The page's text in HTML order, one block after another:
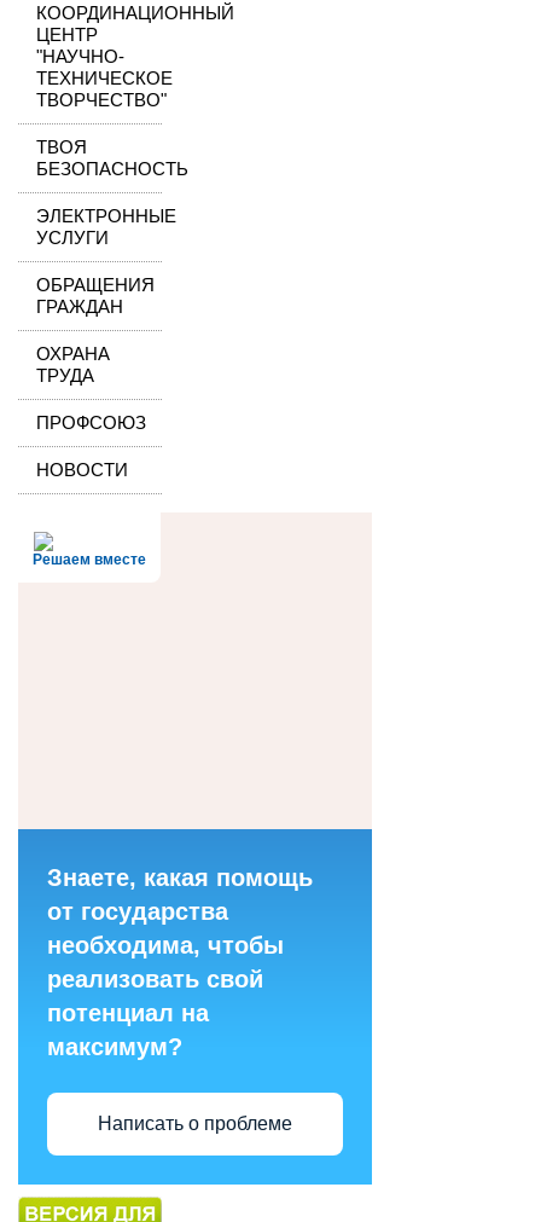
КООРДИНАЦИОННЫЙ
ЦЕНТР
"НАУЧНО-
ТЕХНИЧЕСКОЕ
ТВОРЧЕСТВО"
ТВОЯ
БЕЗОПАСНОСТЬ
ЭЛЕКТРОННЫЕ
УСЛУГИ
ОБРАЩЕНИЯ
ГРАЖДАН
ОХРАНА
ТРУДА
ПРОФСОЮЗ
НОВОСТИ
Решаем вместе
Знаете, какая помощь
от государства
необходима, чтобы
реализовать свой
потенциал на
максимум?
Написать о проблеме